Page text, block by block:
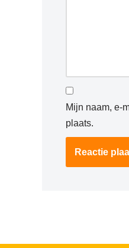
Mijn naam, e-
plaats.